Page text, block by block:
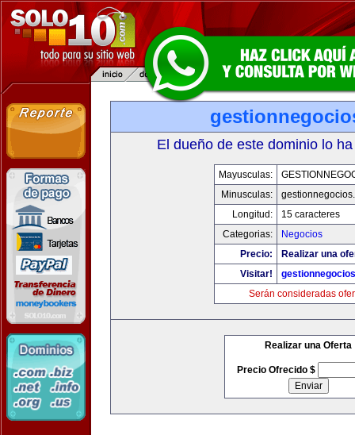
El dueño de este dominio lo
Mayusculas:
Minusculas:
Longitud:
15 caracteres
Categorias:
Negocios
Precio:
Realizar una
Visitar!
Serán consideradas
Realizar una Oferta
Precio Ofrecido $